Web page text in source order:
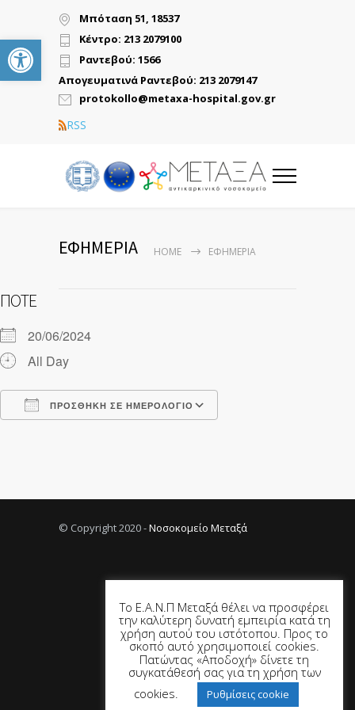
Ανοίξτε τη γραμμή εργαλείων
Μπόταση 51, 18537
Κέντρο: 213 2079100
Ραντεβού: 1566
Απογευματινά Ραντεβού: 213 2079147
protokollo@metaxa-hospital.gov.gr
RSS
ΕΦΗΜΕΡΙΑ HOME ΕΦΗΜΕΡΙΑ
ΠΌΤΕ
20/06/2024
All Day
ΠΡΟΣΘΉΚΗ ΣΕ ΗΜΕΡΟΛΌΓΙΟ
© Copyright 2020 -Νοσοκομείο Μεταξά
Το Ε.Α.Ν.Π Μεταξά θέλει να προσφέρει
την καλύτερη δυνατή εμπειρία κατά τη
χρήση αυτού του ιστότοπου. Προς το
σκοπό αυτό χρησιμοποιεί cookies.
Πατώντας «Αποδοχή» δίνετε τη
συγκατάθεσή σας για τη χρήση των
cookies.
Ρυθμίσεις cookie